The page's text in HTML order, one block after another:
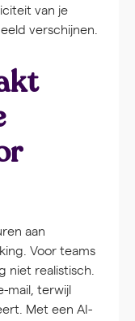
van je
verschijnen.
aan
Voor teams
niet realistisch.
mail, terwijl
Met een AI-